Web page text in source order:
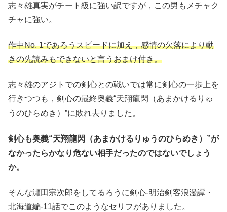
志々雄真実がチート級に強い訳ですが，この男もメチャク
チャに強い。
作中No. 1であろうスピードに加え，感情の欠落により動
きの先読みもできないと言うおまけ付き。
志々雄のアジトでの剣心との戦いでは常に剣心の一歩上を
行きつつも，剣心の最終奥義“天翔龍閃（あまかけるりゅ
うのひらめき）”に敗れ去りました。
剣心も奥義“天翔龍閃（あまかけるりゅうのひらめき）”が
なかったらかなり危ない相手だったのではないでしょう
か。
そんな瀬田宗次郎をしてるろうに剣心-明治剣客浪漫譚・
北海道編-11話でこのようなセリフがありました。